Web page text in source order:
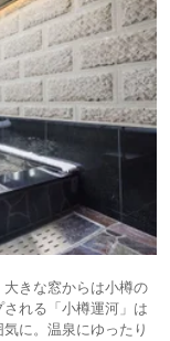
きな窓からは小樽の
れる「小樽運河」は
に。温泉にゆったり